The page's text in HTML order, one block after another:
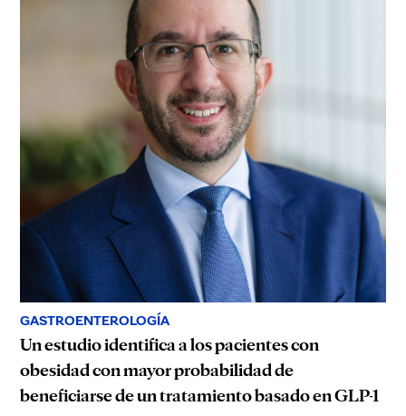
GASTROENTEROLOGÍA
Un estudio identifica a los pacientes con
obesidad con mayor probabilidad de
beneficiarse de un tratamiento basado en GLP-1